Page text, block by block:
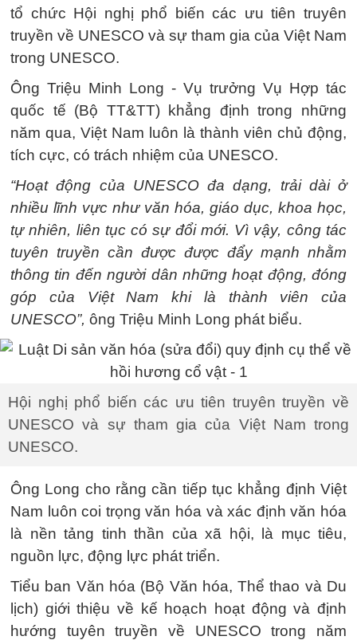
tổ chức Hội nghị phổ biến các ưu tiên truyên
truyền về UNESCO và sự tham gia của Việt Nam
trong UNESCO.
Ông Triệu Minh Long - Vụ trưởng Vụ Hợp tác
quốc tế (Bộ TT&TT) khẳng định trong những
năm qua, Việt Nam luôn là thành viên chủ động,
tích cực, có trách nhiệm của UNESCO.
“Hoạt động của UNESCO đa dạng, trải dài ở
nhiều lĩnh vực như văn hóa, giáo dục, khoa học,
tự nhiên, liên tục có sự đổi mới. Vì vậy, công tác
tuyên truyền cần được được đẩy mạnh nhằm
thông tin đến người dân những hoạt động, đóng
góp của Việt Nam khi là thành viên của
UNESCO”, ông Triệu Minh Long phát biểu.
Hội nghị phổ biến các ưu tiên truyên truyền về
UNESCO và sự tham gia của Việt Nam trong
UNESCO.
Ông Long cho rằng cần tiếp tục khẳng định Việt
Nam luôn coi trọng văn hóa và xác định văn hóa
là nền tảng tinh thần của xã hội, là mục tiêu,
nguồn lực, động lực phát triển.
Tiểu ban Văn hóa (Bộ Văn hóa, Thể thao và Du
lịch) giới thiệu về kế hoạch hoạt động và định
hướng tuyên truyền về UNESCO trong năm